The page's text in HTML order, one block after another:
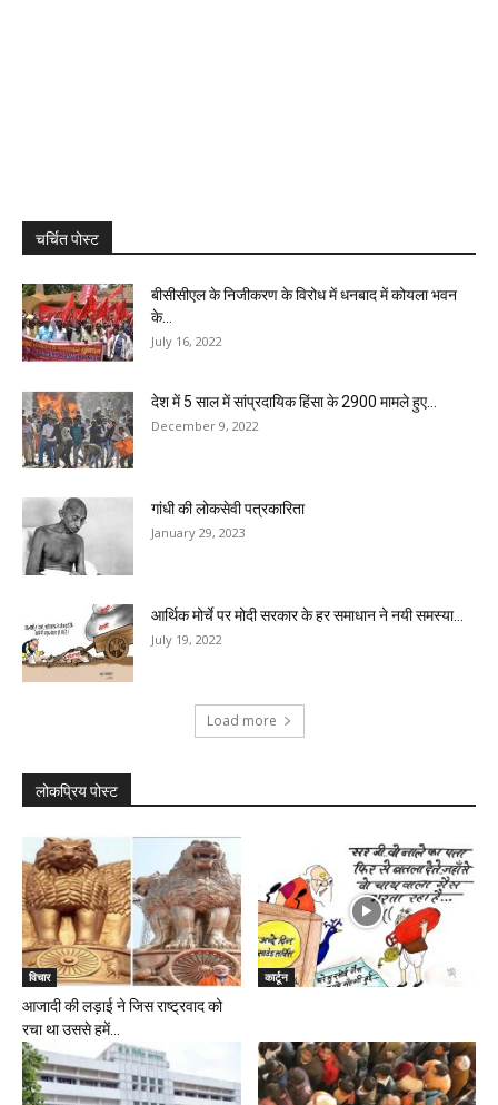
चर्चित पोस्ट
बीसीसीएल के निजीकरण के विरोध में धनबाद में कोयला भवन
के...
July 16, 2022
देश में 5 साल में सांप्रदायिक हिंसा के 2900 मामले हुए...
December 9, 2022
गांधी की लोकसेवी पत्रकारिता
January 29, 2023
आर्थिक मोर्चे पर मोदी सरकार के हर समाधान ने नयी समस्या...
July 19, 2022
Load more
लोकप्रिय पोस्ट
विचार
आजादी की लड़ाई ने जिस राष्ट्रवाद को
रचा था उससे हमें...
कार्टून